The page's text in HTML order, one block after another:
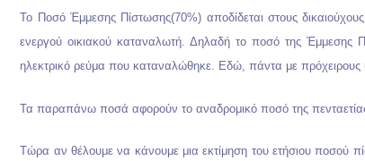
Το Ποσό Έμμεσης Πίστωσης(70%) αποδίδεται στους δικαιούχους
ενεργού οικιακού καταναλωτή. Δηλαδή το ποσό της
ηλεκτρικό ρεύμα που καταναλώθηκε. Εδώ, πάντα με
Τα παραπάνω ποσά αφορούν το αναδρομικό ποσό της
Τώρα αν θέλουμε να κάνουμε μια εκτίμηση του ετήσιου ποσού